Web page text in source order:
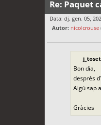
Re: Paquet
Data: dj. gen. 05,
Autor: nicolcrouse
Bon dia,
després
Algú sap
Gràcies